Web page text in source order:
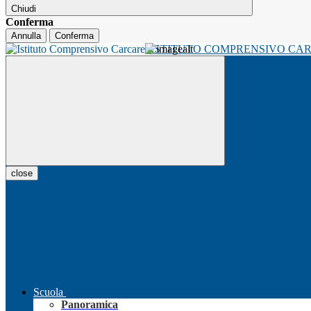
Chiudi
Conferma
Annulla Conferma
ISTITUTO COMPRENSIVO
close
Scuola
Panoramica